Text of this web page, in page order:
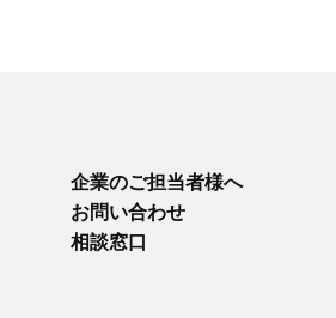
企業のご担当者様へ
お問い合わせ
相談窓口